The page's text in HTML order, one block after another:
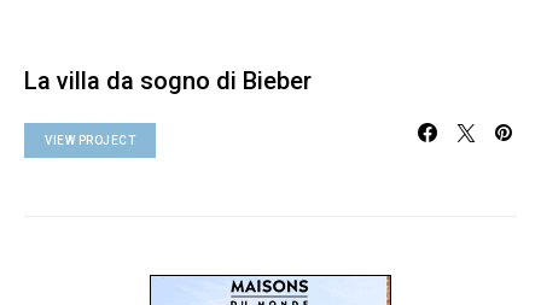
La villa da sogno di Bieber
VIEW PROJECT